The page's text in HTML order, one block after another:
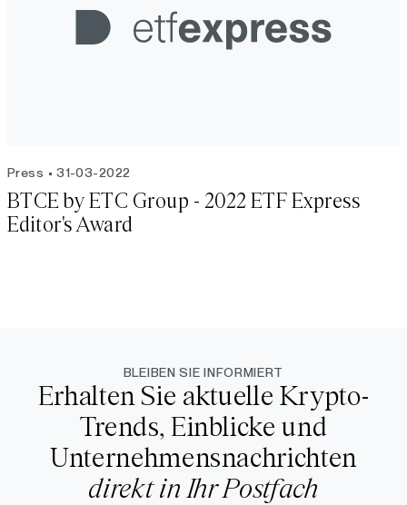
Press 31-03-2022
BTCE by ETC Group - 2022 ETF Express
Editor's Award
BLEIBEN SIE INFORMIERT
Erhalten Sie aktuelle Krypto-
Trends, Einblicke und
Unternehmensnachrichten
direkt in Ihr Postfach